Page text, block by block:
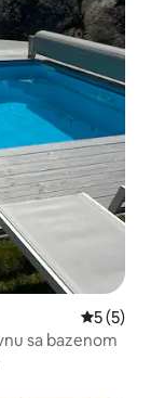
5 (5)
sa bazenom